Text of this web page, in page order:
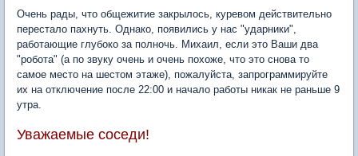
Очень рады, что общежитие закрылось, куревом действительно
перестало пахнуть. Однако, появились у нас "ударники",
работающие глубоко за полночь. Михаил, если это Ваши два
"робота" (а по звуку очень и очень похоже, что это снова то
самое место на шестом этаже), пожалуйста, запрограммируйте
их на отключение после 22:00 и начало работы никак не раньше 9
утра.
Уважаемые соседи!